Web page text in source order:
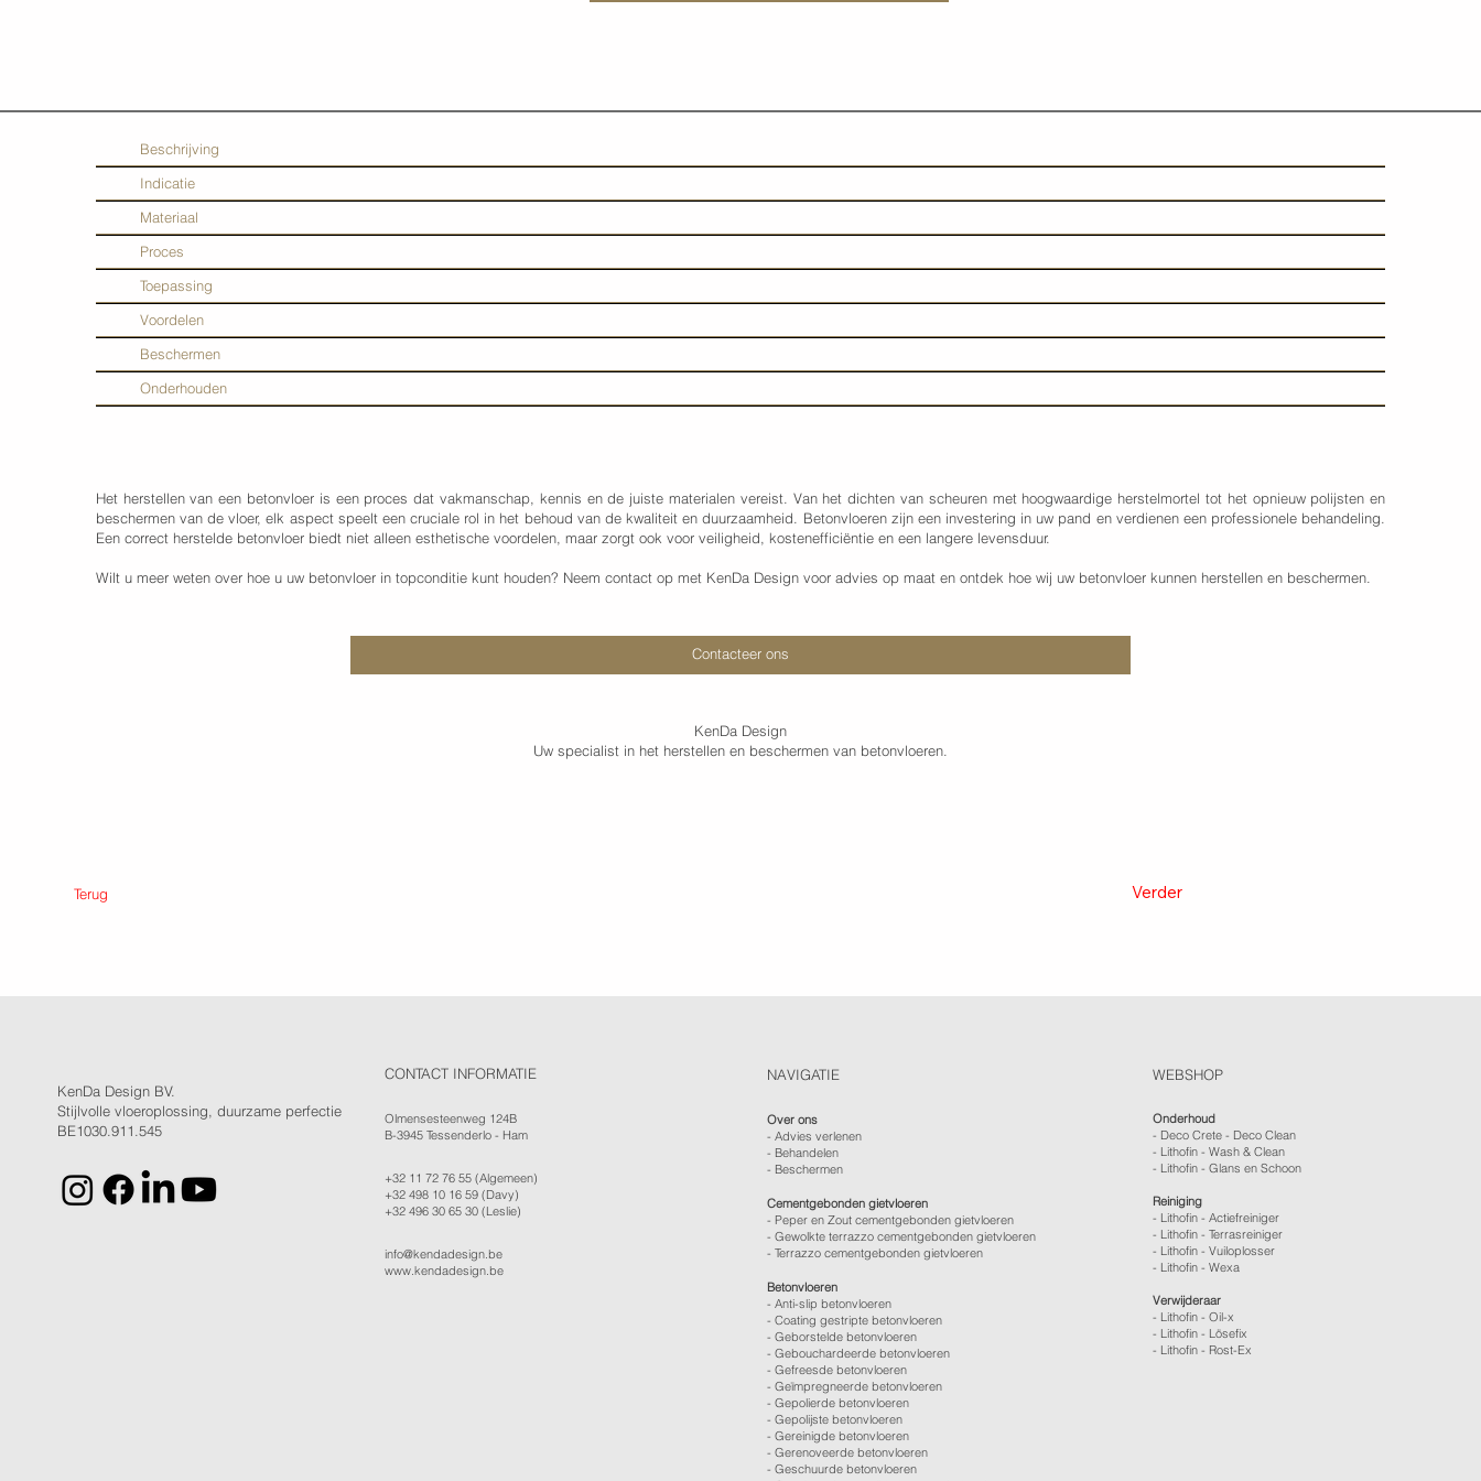
Beschrijving
Indicatie
Materiaal
Proces
Toepassing
Voordelen
Beschermen
Onderhouden
Het herstellen van een betonvloer is een proces dat vakmanschap, kennis en de juiste materialen vereist. Van het dichten van scheuren met hoogwaardige herstelmortel tot het opnieuw polijsten en
beschermen van de vloer, elk aspect speelt een cruciale rol in het behoud van de kwaliteit en duurzaamheid. Betonvloeren zijn een investering in uw pand en verdienen een professionele behandeling.
Een correct herstelde betonvloer biedt niet alleen esthetische voordelen, maar zorgt ook voor veiligheid, kostenefficiëntie en een langere levensduur.
Wilt u meer weten over hoe u uw betonvloer in topconditie kunt houden? Neem contact op met KenDa Design voor advies op maat en ontdek hoe wij uw betonvloer kunnen herstellen en beschermen.
Contacteer ons
KenDa Design
Uw specialist in het herstellen en beschermen van betonvloeren.
Terug Verder
KenDa Design BV.
Stijlvolle vloeroplossing, duurzame perfectie
BE1030.911.545
CONTACT INFORMATIE
Olmensesteenweg 124B
B-3945 Tessenderlo - Ham
+32 11 72 76 55 (Algemeen)
+32 498 10 16 59 (Davy)
+32 496 30 65 30 (Leslie)
info@kendadesign.be
www.kendadesign.be
NAVIGATIE
Over ons
-Advies verlenen
- Behandelen
- Beschermen
Cementgebonden gietvloeren
- Peper en Zout cementgebonden gietvloeren
- Gewolkte terrazzo cementgebonden gietvloeren
- Terrazzo cementgebonden gietvloeren
Betonvloeren
-Anti-slip betonvloeren
-Coating gestripte betonvloeren
-Geborstelde betonvloeren
-Gebouchardeerde betonvloeren
-Gefreesde betonvloeren
-Geïmpregneerde betonvloeren
-Gepolierde betonvloeren
-Gepolijste betonvloeren
- Gereinigde betonvloeren
-Gerenoveerde betonvloeren
-Geschuurde betonvloeren
WEBSHOP
Onderhoud
- Deco Crete - Deco Clean
- Lithofin - Wash & Clean
- Lithofin - Glans en Schoon
Reiniging
- Lithofin - Actiefreiniger
- Lithofin - Terrasreiniger
- Lithofin - Vuiloplosser
- Lithofin - Wexa
Verwijderaar
- Lithofin - Oil-x
- Lithofin - Lösefix
- Lithofin - Rost-Ex